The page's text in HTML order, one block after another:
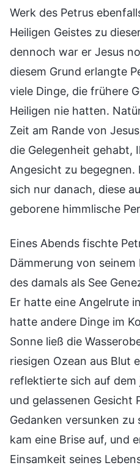
Werk des Petrus
Heiligen Geistes zu
dennoch war er Jesus
diesem Grund erlangte
viele Dinge, die frühere
Heiligen nie hatten.
Zeit am Rande von
die Gelegenheit gehabt,
Angesicht zu
sich nur danach, diese
geborene himmlische
Eines Abends fischte
Dämmerung von
des damals als See
Er hatte eine Angelrute
hatte andere Dinge im
Sonne ließ die
riesigen Ozean aus Blut
reflektierte sich auf dem
und gelassenen Gesicht
Gedanken versunken zu
kam eine Brise auf, und
Einsamkeit seines